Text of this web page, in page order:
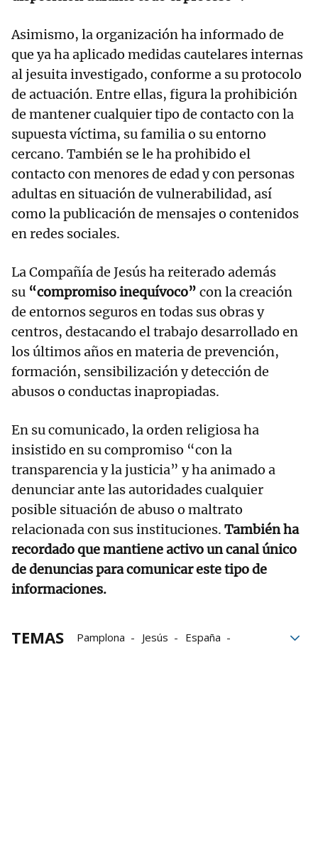
Asimismo, la organización ha informado de
que ya ha aplicado medidas cautelares internas
al jesuita investigado, conforme a su protocolo
de actuación. Entre ellas, figura la prohibición
de mantener cualquier tipo de contacto con la
supuesta víctima, su familia o su entorno
cercano. También se le ha prohibido el
contacto con menores de edad y con personas
adultas en situación de vulnerabilidad, así
como la publicación de mensajes o contenidos
en redes sociales.
La Compañía de Jesús ha reiterado además
su “compromiso inequívoco” con la creación
de entornos seguros en todas sus obras y
centros, destacando el trabajo desarrollado en
los últimos años en materia de prevención,
formación, sensibilización y detección de
abusos o conductas inapropiadas.
En su comunicado, la orden religiosa ha
insistido en su compromiso “con la
transparencia y la justicia” y ha animado a
denunciar ante las autoridades cualquier
posible situación de abuso o maltrato
relacionada con sus instituciones. También ha
recordado que mantiene activo un canal único
de denuncias para comunicar este tipo de
informaciones.
TEMAS Pamplona Jesús
España